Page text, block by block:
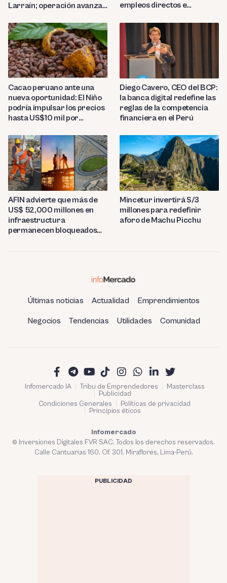
Larraín; operación avanza
empleos directos e
Cacao peruano ante una
nueva oportunidad: El Niño
podría impulsar los precios
hasta US$10 mil por
Diego Cavero, CEO del BCP:
la banca digital redefine las
reglas de la competencia
financiera en el Perú
AFIN advierte que más de
US$ 52,000 millones en
infraestructura
permanecen bloqueados
Mincetur invertirá S/3
millones para redefinir
aforo de Machu Picchu
Últimas noticias Actualidad Emprendimientos
Negocios Tendencias Utilidades Comunidad
Infomercado IA Tribu de Emprendedores
Masterclass
Publicidad
Condiciones Generales
Políticas de privacidad
Principios éticos
Infomercado
© Inversiones Digitales FVR SAC. Todos los derechos reservados.
Calle Cantuarias 160. Of. 301. Miraflores, Lima-Perú.
PUBLICIDAD